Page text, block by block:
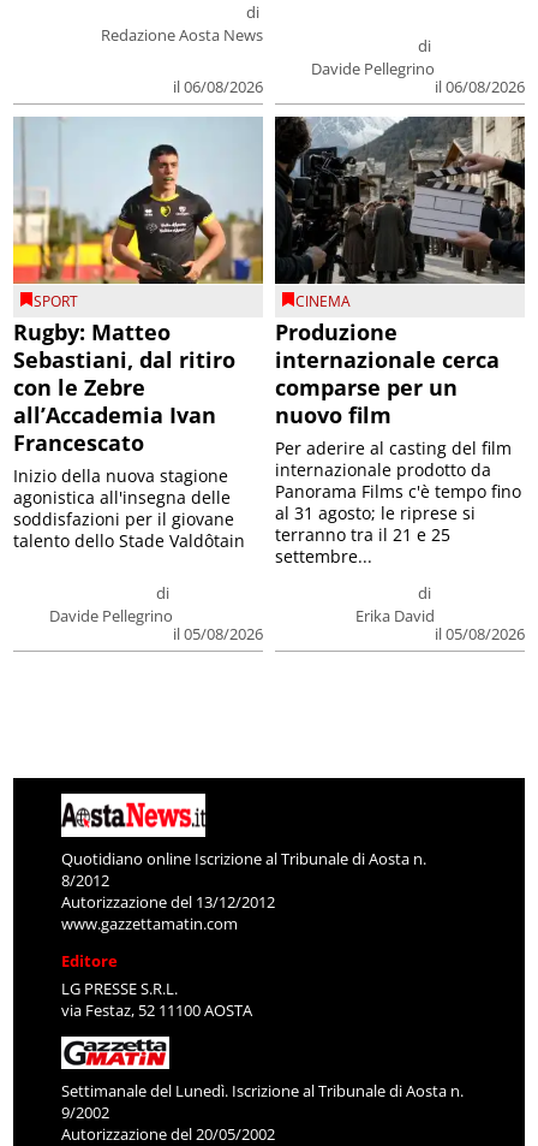
di
Redazione Aosta News
il 06/08/2026
di
Davide Pellegrino
il 06/08/2026
SPORT
Rugby: Matteo
Sebastiani, dal ritiro
con le Zebre
all’Accademia Ivan
Francescato
di
Davide Pellegrino
il 05/08/2026
Inizio della nuova stagione
agonistica all'insegna delle
soddisfazioni per il giovane
talento dello Stade Valdôtain
CINEMA
Produzione
internazionale cerca
comparse per un
nuovo film
di
Erika David
il 05/08/2026
Per aderire al casting del film
internazionale prodotto da
Panorama Films c'è tempo fino
al 31 agosto; le riprese si
terranno tra il 21 e 25
settembre...
Quotidiano online Iscrizione al Tribunale di Aosta n.
8/2012
Autorizzazione del 13/12/2012
www.gazzettamatin.com
Editore
LG PRESSE S.R.L.
via Festaz, 52 11100 AOSTA
Settimanale del Lunedì. Iscrizione al Tribunale di Aosta n.
9/2002
Autorizzazione del 20/05/2002